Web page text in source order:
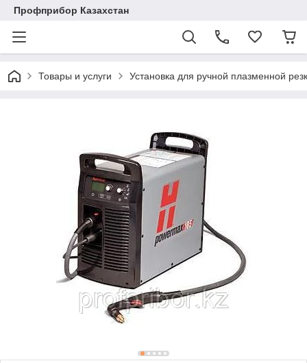
Профприбор Казахстан
Товары и услуги Установка для ручной плазменной